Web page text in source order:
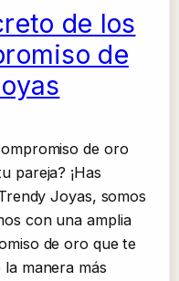
de los
de
de oro
pareja? ¡Has
Joyas, somos
con una amplia
de oro que te
manera más